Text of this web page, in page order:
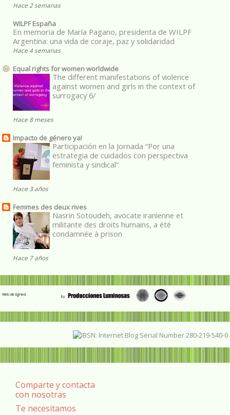
Hace 2 semanas
WILPF España
En memoria de María Pagano, presidenta de WILPF
Argentina: una vida de coraje, paz y solidaridad
Hace 4 semanas
Equal rights for women worldwide
The different manifestations of violence
against women and girls in the context of
surrogacy 6/
Hace 8 meses
Impacto de género ya!
Participación en la Jornada “Por una
estrategia de cuidados con perspectiva
feminista y sindical”
Hace 3 años
Femmes des deux rives
Nasrin Sotoudeh, avocate iranienne et
militante des droits humains, a été
condamnée à prison
Hace 7 años
Web designed
Comparte y contacta
con nosotras
Te necesitamos